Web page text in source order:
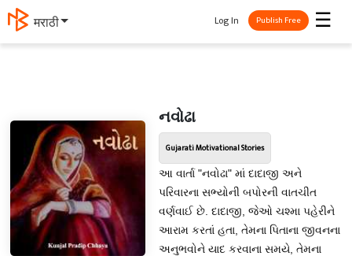
मराठी ☰
Log In Publish Free
નવોઢા
Gujarati Motivational Stories
આ વાર્તા "નવોઢા" માં દાદાજી અને
પરિવારના સભ્યોની બપોરની વાતચીત
વર્ણવાઈ છે. દાદાજી, જેઓ ચશ્મા પહેરીને
આરામ કરતાં હતા, તેમના પિતાના જીવનના
અનુભવોને યાદ કરવાના સમયે, તેમના